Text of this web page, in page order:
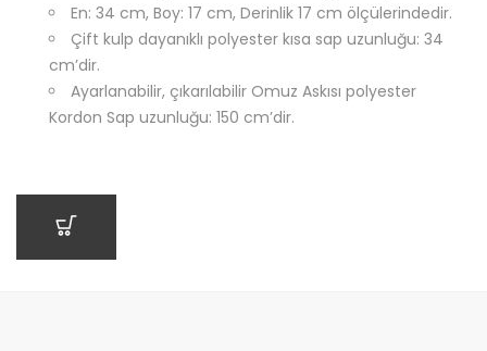
En: 34 cm, Boy: 17 cm, Derinlik 17 cm ölçülerindedir.
Çift kulp dayanıklı polyester kısa sap uzunluğu: 34
cm’dir.
Ayarlanabilir, çıkarılabilir Omuz Askısı polyester
Kordon Sap uzunluğu: 150 cm’dir.